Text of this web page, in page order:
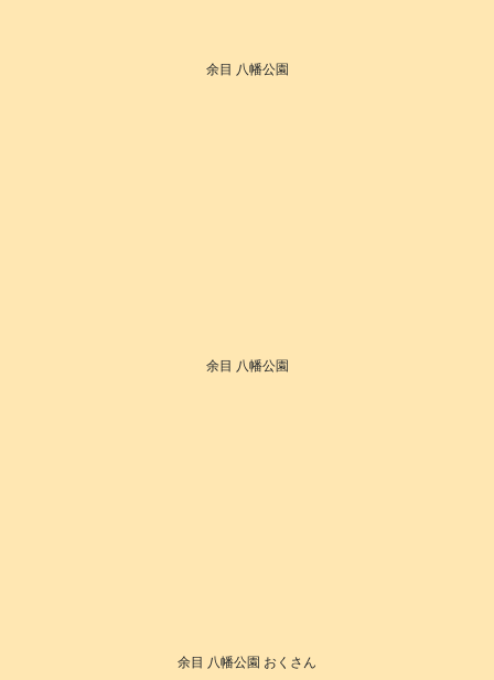
余目 八幡公園
余目 八幡公園
余目 八幡公園 おくさん